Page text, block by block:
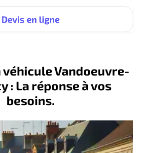
Devis en ligne
Vandoeuvre-
: La réponse à vos
besoins.